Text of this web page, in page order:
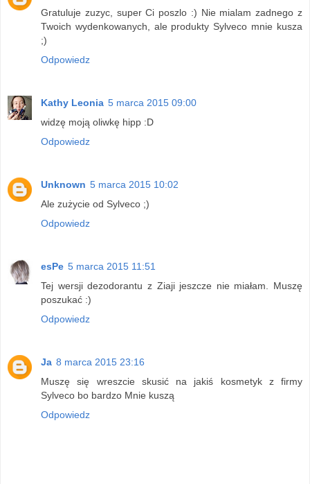
Gratuluje zuzyc, super Ci poszlo :) Nie mialam zadnego z
Twoich wydenkowanych, ale produkty Sylveco mnie kusza
;)
Odpowiedz
Kathy Leonia 5 marca 2015 09:00
widzę moją oliwkę hipp :D
Odpowiedz
Unknown 5 marca 2015 10:02
Ale zużycie od Sylveco ;)
Odpowiedz
esPe 5 marca 2015 11:51
Tej wersji dezodorantu z Ziaji jeszcze nie miałam. Muszę
poszukać :)
Odpowiedz
Ja 8 marca 2015 23:16
Muszę się wreszcie skusić na jakiś kosmetyk z firmy
Sylveco bo bardzo Mnie kuszą
Odpowiedz